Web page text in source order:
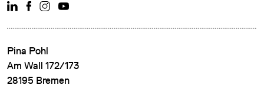
Pina Pohl
Am Wall 172/173
28195 Bremen